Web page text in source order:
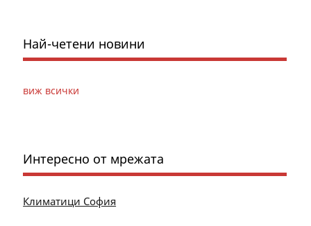
Най-четени новини
виж всички
Интересно от мрежата
Климатици София